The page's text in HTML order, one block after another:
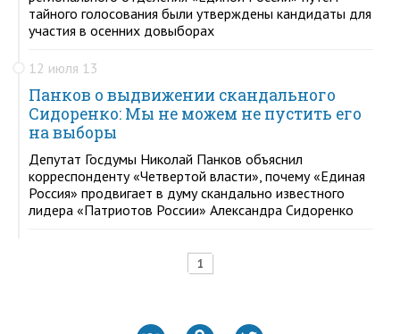
тайного голосования были утверждены кандидаты для
участия в осенних довыборах
12 июля 13
Панков о выдвижении скандального
Сидоренко: Мы не можем не пустить его
на выборы
Депутат Госдумы Николай Панков объяснил
корреспонденту «Четвертой власти», почему «Единая
Россия» продвигает в думу скандально известного
лидера «Патриотов России» Александра Сидоренко
1